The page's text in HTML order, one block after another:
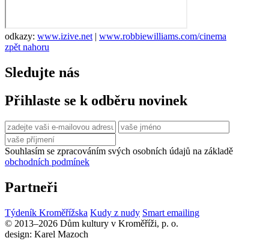
odkazy: www.izive.net| www.robbiewilliams.com/cinema
zpět nahoru
Sledujte nás
Přihlaste se k odběru novinek
Souhlasím se zpracováním svých osobních údajů na základě
obchodních podmínek
Partneři
Týdeník Kroměřížska Kudy z nudy Smart emailing
© 2013–2026 Dům kultury v Kroměříži, p. o.
design: Karel Mazoch